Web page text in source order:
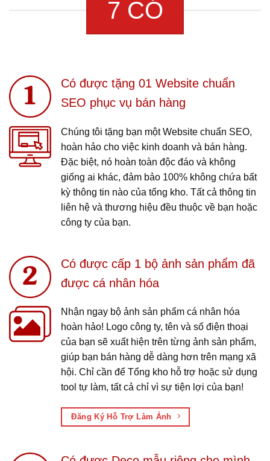
7 CÓ
Có được tặng 01 Website chuẩn
SEO phục vụ bán hàng
Chúng tôi tặng bạn một Website chuẩn SEO,
hoàn hảo cho việc kinh doanh và bán hàng.
Đặc biệt, nó hoàn toàn độc đáo và không
giống ai khác, đảm bảo 100% không chứa bất
kỳ thông tin nào của tổng kho. Tất cả thông tin
liên hệ và thương hiệu đều thuộc về bạn hoặc
công ty của bạn.
Có được cấp 1 bộ ảnh sản phẩm đã
được cá nhân hóa
Nhận ngay bộ ảnh sản phẩm cá nhân hóa
hoàn hảo! Logo công ty, tên và số điện thoại
của bạn sẽ xuất hiện trên từng ảnh sản phẩm,
giúp bạn bán hàng dễ dàng hơn trên mạng xã
hội. Chỉ cần để Tổng kho hỗ trợ hoặc sử dụng
tool tự làm, tất cả chỉ vì sự tiện lợi của bạn!
Đăng Ký Hỗ Trợ Làm Ảnh